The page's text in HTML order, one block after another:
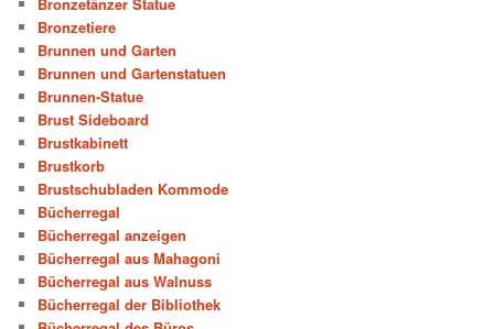
Bronzetiere
Brunnen und Garten
Brunnen und Gartenstatuen
Brunnen-Statue
Brust Sideboard
Brustkabinett
Brustkorb
Brustschubladen Kommode
Bücherregal
Bücherregal anzeigen
Bücherregal aus Mahagoni
Bücherregal aus Walnuss
Bücherregal der Bibliothek